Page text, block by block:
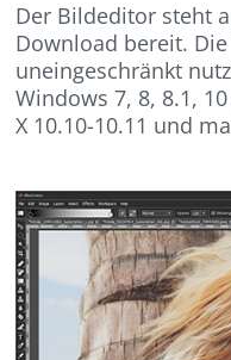
Der Bildeditor steht
Download bereit.
uneingeschränkt
Windows 7, 8, 8.1,
X 10.10-10.11 und